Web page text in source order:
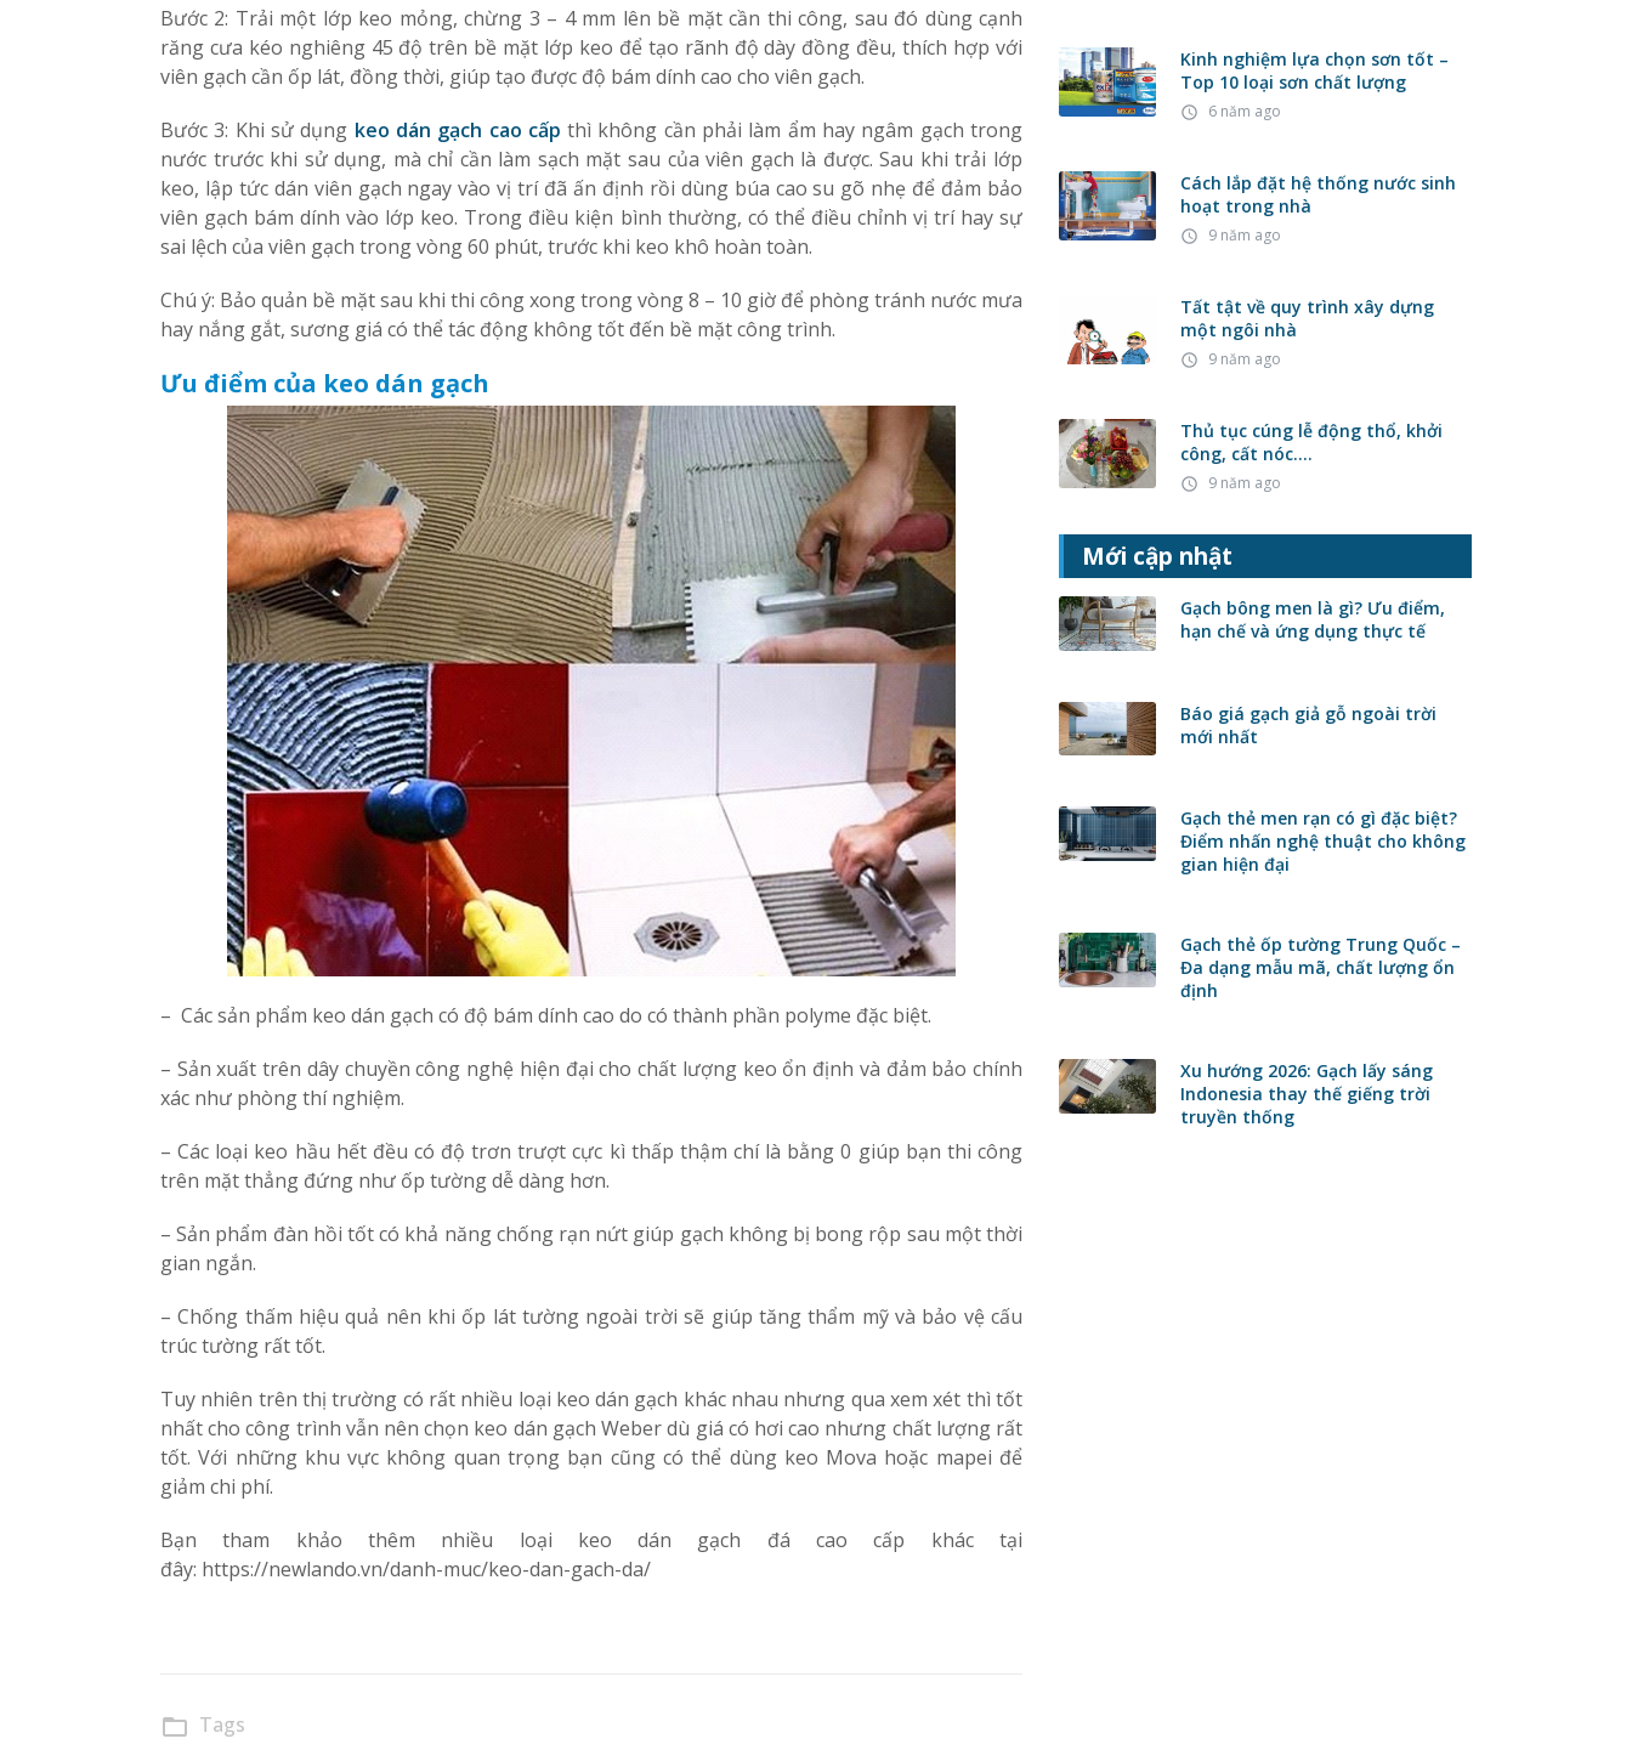
Bước 2: Trải một lớp keo mỏng, chừng 3 – 4 mm lên bề mặt cần thi công, sau đó dùng cạnh
răng cưa kéo nghiêng 45 độ trên bề mặt lớp keo để tạo rãnh độ dày đồng đều, thích hợp với
viên gạch cần ốp lát, đồng thời, giúp tạo được độ bám dính cao cho viên gạch.
Bước 3: Khi sử dụng keo dán gạch cao cấp thì không cần phải làm ẩm hay ngâm gạch trong
nước trước khi sử dụng, mà chỉ cần làm sạch mặt sau của viên gạch là được. Sau khi trải lớp
keo, lập tức dán viên gạch ngay vào vị trí đã ấn định rồi dùng búa cao su gõ nhẹ để đảm bảo
viên gạch bám dính vào lớp keo. Trong điều kiện bình thường, có thể điều chỉnh vị trí hay sự
sai lệch của viên gạch trong vòng 60 phút, trước khi keo khô hoàn toàn.
Chú ý: Bảo quản bề mặt sau khi thi công xong trong vòng 8 – 10 giờ để phòng tránh nước mưa
hay nắng gắt, sương giá có thể tác động không tốt đến bề mặt công trình.
Ưu điểm của keo dán gạch
– Các sản phẩm keo dán gạch có độ bám dính cao do có thành phần polyme đặc biệt.
– Sản xuất trên dây chuyền công nghệ hiện đại cho chất lượng keo ổn định và đảm bảo chính
xác như phòng thí nghiệm.
– Các loại keo hầu hết đều có độ trơn trượt cực kì thấp thậm chí là bằng 0 giúp bạn thi công
trên mặt thẳng đứng như ốp tường dễ dàng hơn.
– Sản phẩm đàn hồi tốt có khả năng chống rạn nứt giúp gạch không bị bong rộp sau một thời
gian ngắn.
– Chống thấm hiệu quả nên khi ốp lát tường ngoài trời sẽ giúp tăng thẩm mỹ và bảo vệ cấu
trúc tường rất tốt.
Tuy nhiên trên thị trường có rất nhiều loại keo dán gạch khác nhau nhưng qua xem xét thì tốt
nhất cho công trình vẫn nên chọn keo dán gạch Weber dù giá có hơi cao nhưng chất lượng rất
tốt. Với những khu vực không quan trọng bạn cũng có thể dùng keo Mova hoặc mapei để
giảm chi phí.
Bạn tham khảo thêm nhiều loại keo dán gạch đá cao cấp khác tại
đây: https://newlando.vn/danh-muc/keo-dan-gach-da/
folder_open Tags
Kinh nghiệm lựa chọn sơn tốt –
Top 10 loại sơn chất lượng
access_time 6 năm ago
Cách lắp đặt hệ thống nước sinh
hoạt trong nhà
access_time 9 năm ago
Tất tật về quy trình xây dựng
một ngôi nhà
access_time 9 năm ago
Thủ tục cúng lễ động thổ, khởi
công, cất nóc….
access_time 9 năm ago
Mới cập nhật
Gạch bông men là gì? Ưu điểm,
hạn chế và ứng dụng thực tế
Báo giá gạch giả gỗ ngoài trời
mới nhất
Gạch thẻ men rạn có gì đặc biệt?
Điểm nhấn nghệ thuật cho không
gian hiện đại
Gạch thẻ ốp tường Trung Quốc –
Đa dạng mẫu mã, chất lượng ổn
định
Xu hướng 2026: Gạch lấy sáng
Indonesia thay thế giếng trời
truyền thống